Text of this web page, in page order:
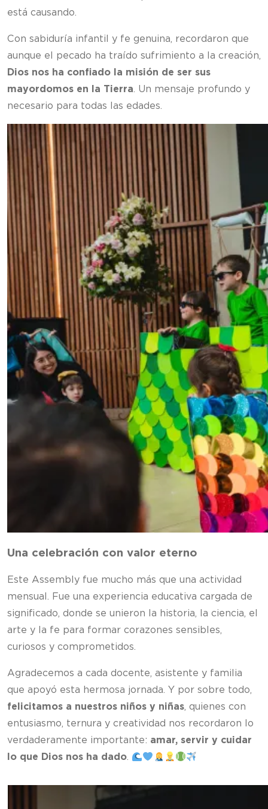
está causando.
Con sabiduría infantil y fe genuina, recordaron que
aunque el pecado ha traído sufrimiento a la creación,
Dios nos ha confiado la misión de ser sus
mayordomos en la Tierra. Un mensaje profundo y
necesario para todas las edades.
Una celebración con valor eterno
Este Assembly fue mucho más que una actividad
mensual. Fue una experiencia educativa cargada de
significado, donde se unieron la historia, la ciencia, el
arte y la fe para formar corazones sensibles,
curiosos y comprometidos.
Agradecemos a cada docente, asistente y familia
que apoyó esta hermosa jornada. Y por sobre todo,
felicitamos a nuestros niños y niñas, quienes con
entusiasmo, ternura y creatividad nos recordaron lo
verdaderamente importante: amar, servir y cuidar
lo que Dios nos ha dado.